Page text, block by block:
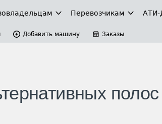
Перевозчикам АТИ-
Добавить машину Заказы